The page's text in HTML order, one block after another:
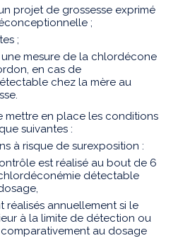
projet de grossesse exprimé
;
;
mesure de la chlordécone
en cas de
chez la mère au
mettre en place les conditions
suivantes :
à risque de surexposition :
est réalisé au bout de 6
détectable
réalisés annuellement si le
à la limite de détection ou
comparativement au dosage